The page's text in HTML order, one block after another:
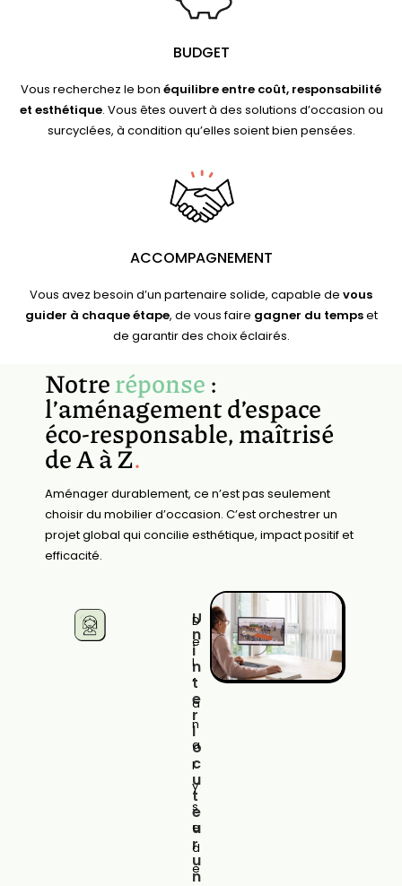
BUDGET
Vous recherchez le bon équilibreentre coût, responsabilité
et esthétique. Vous êtes ouvert à des solutions d’occasion ou
surcyclées, à condition qu’elles soient bien pensées.
ACCOMPAGNEMENT
Vous avez besoin d’un partenaire solide, capable de vous
guider à chaque étape, de vous faire gagner du tempset
de garantir des choix éclairés.
Notreréponse :
l’aménagement d’espace
éco-responsable, maîtrisé
de A à Z.
Aménager durablement, ce n’est pas seulement
choisir du mobilier d’occasion. C’est orchestrer un
projet global qui concilie esthétique, impact positif et
efficacité.
U
n
i
n
t
e
r
l
o
c
u
t
e
u
r
u
n
D
e
l
’
a
n
a
l
y
s
e
d
e